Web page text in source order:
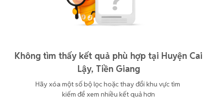
Không tìm thấy kết quả phù hợp tại Huyện Cai
Lậy, Tiền Giang
Hãy xóa một số bộ lọc hoặc thay đổi khu vực tìm
kiếm để xem nhiều kết quả hơn